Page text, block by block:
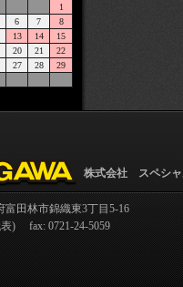
1
6 7
8
13 14
15
20 21
22
27 28
29
株式会社 スペシャ
田林市錦織東3丁目5-16
表) fax: 0721-24-5059